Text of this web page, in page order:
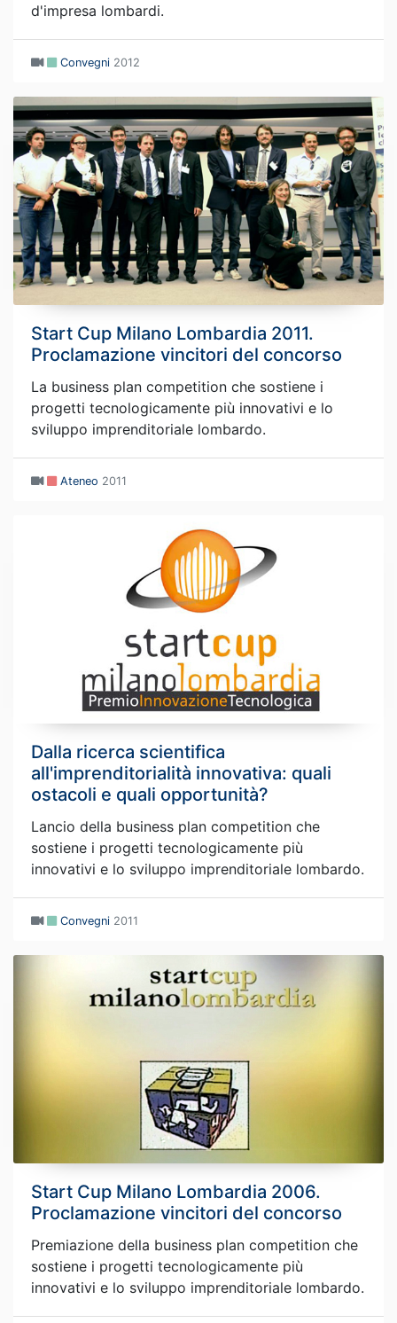
d'impresa lombardi.
Convegni 2012
Start Cup Milano Lombardia 2011.
Proclamazione vincitori del concorso
La business plan competition che sostiene i
progetti tecnologicamente più innovativi e lo
sviluppo imprenditoriale lombardo.
Ateneo 2011
Dalla ricerca scientifica
all'imprenditorialità innovativa: quali
ostacoli e quali opportunità?
Lancio della business plan competition che
sostiene i progetti tecnologicamente più
innovativi e lo sviluppo imprenditoriale lombardo.
Convegni 2011
Start Cup Milano Lombardia 2006.
Proclamazione vincitori del concorso
Premiazione della business plan competition che
sostiene i progetti tecnologicamente più
innovativi e lo sviluppo imprenditoriale lombardo.